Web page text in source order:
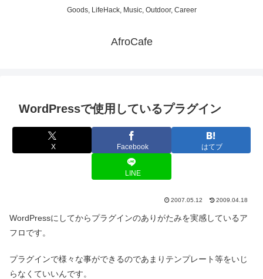
Goods, LifeHack, Music, Outdoor, Career
AfroCafe
WordPressで使用しているプラグイン
X Facebook はてブ
LINE
2007.05.12 2009.04.18
WordPressにしてからプラグインのありがたみを実感しているア
フロです。
プラグインで様々な事ができるのであまりテンプレート等をいじ
らなくていいんです。